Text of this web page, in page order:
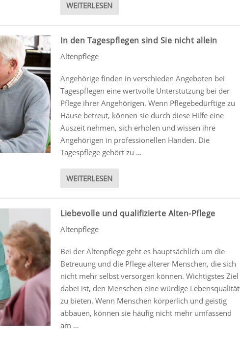
WEITERLESEN
In den Tagespflegen sind Sie nicht allein
Altenpflege
Angehörige finden in verschieden Angeboten bei
Tagespflegen eine wertvolle Unterstützung bei der
Pflege ihrer Angehörigen. Wenn Pflegebedürftige zu
Hause betreut, können sie durch diese Hilfe eine
Auszeit nehmen, sich erholen und wissen ihre
Angehörigen in professionellen Händen. Die
Tagespflege gehört zu …
WEITERLESEN
Liebevolle und qualifizierte Alten-Pflege
Altenpflege
Bei der Altenpflege geht es hauptsächlich um die
Betreuung und die Pflege älterer Menschen, die sich
nicht mehr selbst versorgen können. Wichtigstes Ziel
dabei ist, den Menschen eine würdige Lebensqualität
zu bieten. Wenn Menschen körperlich und geistig
abbauen, können sie häufig nicht mehr umfassend
am …